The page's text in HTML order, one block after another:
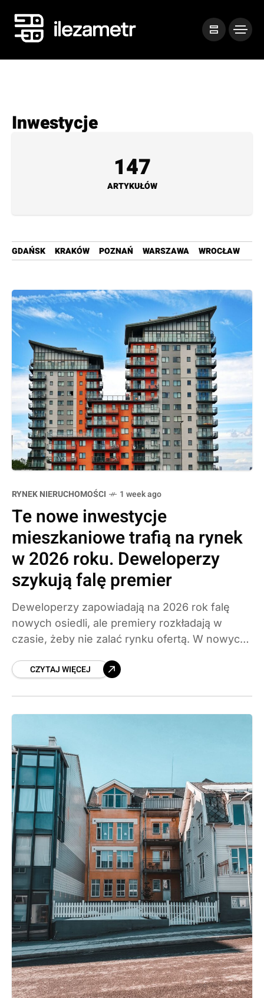
Inwestycje
147
ARTYKUŁÓW
GDAŃSK KRAKÓW POZNAŃ WARSZAWA WROCŁAW
RYNEK NIERUCHOMOŚCI 1 week ago
Te nowe inwestycje
mieszkaniowe trafią na rynek
w 2026 roku. Deweloperzy
szykują falę premier
Deweloperzy zapowiadają na 2026 rok falę
nowych osiedli, ale premiery rozkładają w
czasie, żeby nie zalać rynku ofertą. W nowych
pokojowe. Sprawdzamy, kto buduje najwięcej,
CZYTAJ WIĘCEJ